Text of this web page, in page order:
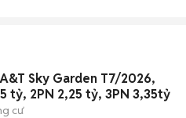
Sky Garden T7/2026,
tỷ, 2PN 2,25 tỷ, 3PN 3,35tỷ
cư